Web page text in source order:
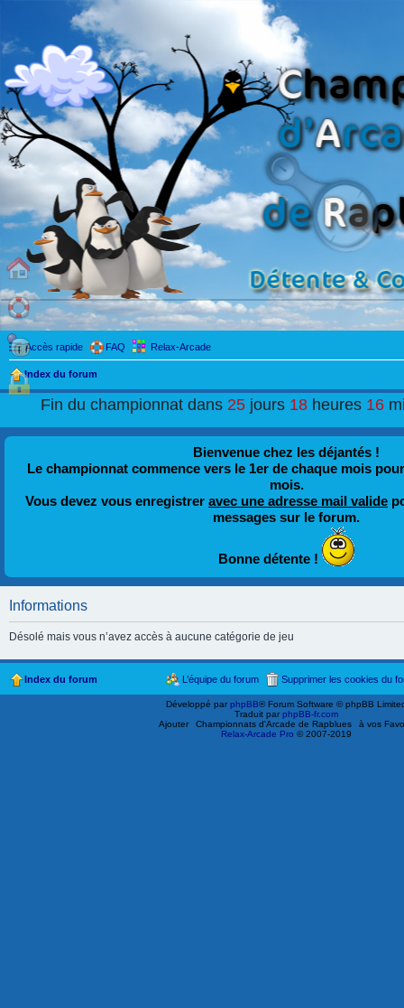
Accès rapide FAQ Relax-Arcade
Index du forum
Fin du championnat dans25 jours18 heures16
Bienvenue chez les déjantés !
Le championnat commence vers le 1er de chaque mois
mois.
Vous devez vous enregistrer avec une adresse mail valide
messages sur le forum.
Bonne détente !
Informations
Désolé mais vous n’avez accès à aucune catégorie de jeu
Index du forum Supprimer les cookies du
L’équipe du forum
Développé parphpBB® Forum Software © phpBB
Traduit parphpBB-fr.com
Ajouter
Championnats d'Arcade de Rapblues
à vos
Relax-Arcade Pro © 2007-2019